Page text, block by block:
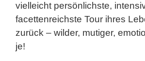
vielleicht persönlichste,
facettenreichste Tour ihres
zurück – wilder, mutiger,
je!